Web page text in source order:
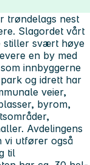
trøndelags nest
Slagordet vårt
stiller svært høye
en by med
innbyggerne
og idrett har
veier,
byrom,
Avdelingens
vi utfører også
til